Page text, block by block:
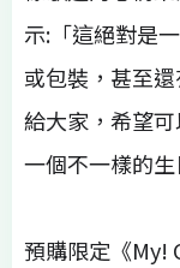
示:「這絕對是
或包裝，甚至
給大家，希望
一個不一樣的生
預購限定《My!